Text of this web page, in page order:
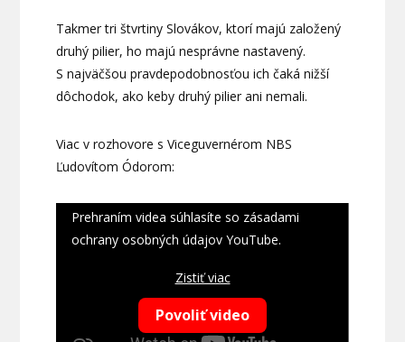
Takmer tri štvrtiny Slovákov, ktorí majú založený
druhý pilier, ho majú nesprávne nastavený.
S najväčšou pravdepodobnosťou ich čaká nižší
dôchodok, ako keby druhý pilier ani nemali.
Viac v rozhovore s Viceguvernérom NBS
Ľudovítom Ódorom:
Prehraním videa súhlasíte so zásadami
ochrany osobných údajov YouTube.
Zistiť viac
Povoliť video